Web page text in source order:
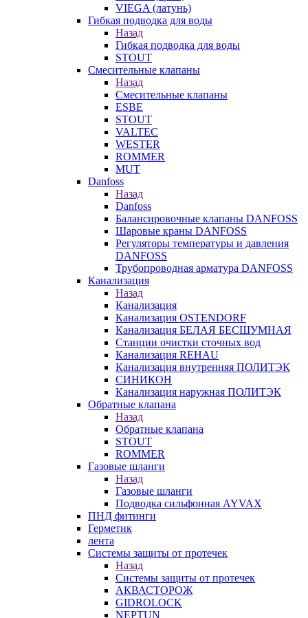
VIEGA (латунь)
Гибкая подводка для воды
Назад
Гибкая подводка для воды
STOUT
Смесительные клапаны
Назад
Смесительные клапаны
ESBE
STOUT
VALTEC
WESTER
ROMMER
MUT
Danfoss
Назад
Danfoss
Балансировочные клапаны DANFOSS
Шаровые краны DANFOSS
Регуляторы температуры и давления
DANFOSS
Трубопроводная арматура DANFOSS
Канализация
Назад
Канализация
Канализация OSTENDORF
Канализация БЕЛАЯ БЕСШУМНАЯ
Станции очистки сточных вод
Канализация REHAU
Канализация внутренняя ПОЛИТЭК
СИНИКОН
Канализация наружная ПОЛИТЭК
Обратные клапана
Назад
Обратные клапана
STOUT
ROMMER
Газовые шланги
Назад
Газовые шланги
Подводка сильфонная AYVAX
ПНД фитинги
Герметик
лента
Системы защиты от протечек
Назад
Системы защиты от протечек
АКВАСТОРОЖ
GIDROLOCK
NEPTUN